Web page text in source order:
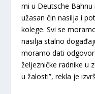
mi u Deutsche
užasan čin nasilja i
kolege. Svi se
nasilja stalno
moramo dati
željezničke radnike u
u žalosti”, rekla je